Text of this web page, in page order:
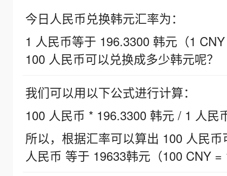
今日人民币兑换韩元汇率为：
1 人民币等于 196.3300 韩元（1
100 人民币可以兑换成多少韩元呢？
我们可以用以下公式进行计算：
100 人民币 * 196.3300 韩元 / 1 人民
所以，根据汇率可以算出 100 人民
人民币 等于 19633韩元（100 CNY =